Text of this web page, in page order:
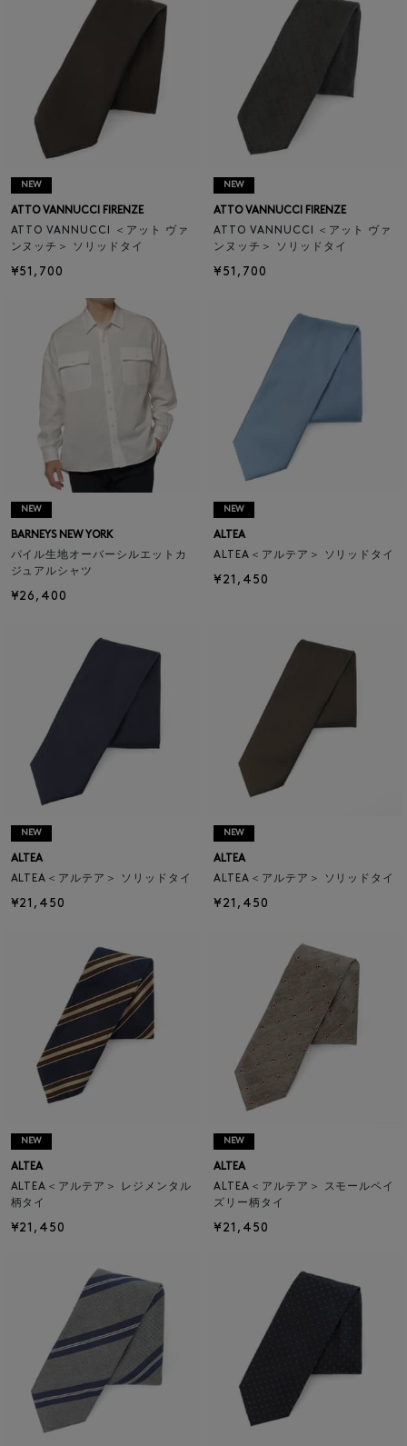
NEW
ATTO VANNUCCI FIRENZE
ATTO VANNUCCI ＜アット ヴァ
ンヌッチ＞ ソリッドタイ
¥51,700
NEW
ATTO VANNUCCI FIRENZE
ATTO VANNUCCI ＜アット ヴァ
ンヌッチ＞ ソリッドタイ
¥51,700
NEW
BARNEYS NEW YORK
パイル生地オーバーシルエットカ
ジュアルシャツ
¥26,400
NEW
ALTEA
ALTEA＜アルテア＞ ソリッドタイ
¥21,450
NEW
ALTEA
ALTEA＜アルテア＞ ソリッドタイ
¥21,450
NEW
ALTEA
ALTEA＜アルテア＞ ソリッドタイ
¥21,450
NEW
ALTEA
ALTEA＜アルテア＞ レジメンタル
柄タイ
¥21,450
NEW
ALTEA
ALTEA＜アルテア＞ スモールペイ
ズリー柄タイ
¥21,450